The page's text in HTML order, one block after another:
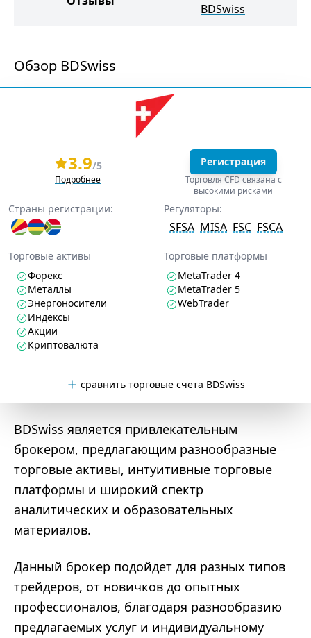
BDSwiss
Обзор BDSwiss
3.9/5
Подробнее
Регистрация
Торговля CFD связана с
высокими рисками
Страны регистрации: Регуляторы:
SFSA MISA FSC FSCA
Торговые активы
Форекс
Металлы
Энергоносители
Индексы
Акции
Криптовалюта
Торговые платформы
MetaTrader 4
MetaTrader 5
WebTrader
сравнить торговые счета BDSwiss
BDSwiss является привлекательным
брокером, предлагающим разнообразные
торговые активы, интуитивные торговые
платформы и широкий спектр
аналитических и образовательных
материалов.
Данный брокер подойдет для разных типов
трейдеров, от новичков до опытных
профессионалов, благодаря разнообразию
предлагаемых услуг и индивидуальному